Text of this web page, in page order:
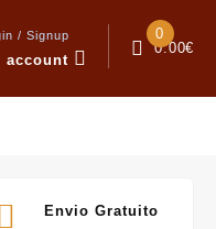
/ Signup
account
0
0.00€
Envio Gratuito